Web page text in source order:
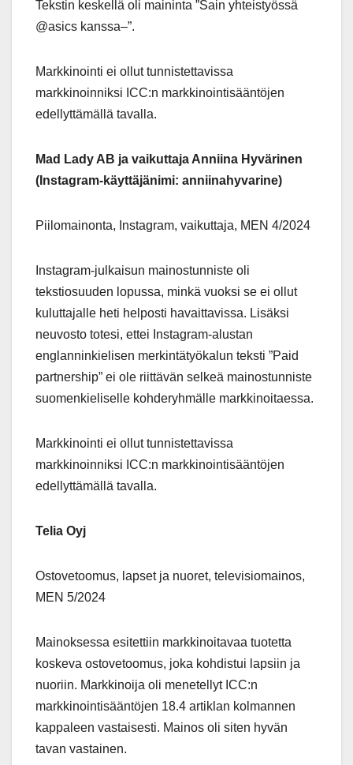
Tekstin keskellä oli maininta ”Sain yhteistyössä
@asics kanssa–”.
Markkinointi ei ollut tunnistettavissa
markkinoinniksi ICC:n markkinointisääntöjen
edellyttämällä tavalla.
Mad Lady AB ja vaikuttaja Anniina Hyvärinen
(Instagram-käyttäjänimi: anniinahyvarine)
Piilomainonta, Instagram, vaikuttaja, MEN 4/2024
Instagram-julkaisun mainostunniste oli
tekstiosuuden lopussa, minkä vuoksi se ei ollut
kuluttajalle heti helposti havaittavissa. Lisäksi
neuvosto totesi, ettei Instagram-alustan
englanninkielisen merkintätyökalun teksti ”Paid
partnership” ei ole riittävän selkeä mainostunniste
suomenkieliselle kohderyhmälle markkinoitaessa.
Markkinointi ei ollut tunnistettavissa
markkinoinniksi ICC:n markkinointisääntöjen
edellyttämällä tavalla.
Telia Oyj
Ostovetoomus, lapset ja nuoret, televisiomainos,
MEN 5/2024
Mainoksessa esitettiin markkinoitavaa tuotetta
koskeva ostovetoomus, joka kohdistui lapsiin ja
nuoriin. Markkinoija oli menetellyt ICC:n
markkinointisääntöjen 18.4 artiklan kolmannen
kappaleen vastaisesti. Mainos oli siten hyvän
tavan vastainen.